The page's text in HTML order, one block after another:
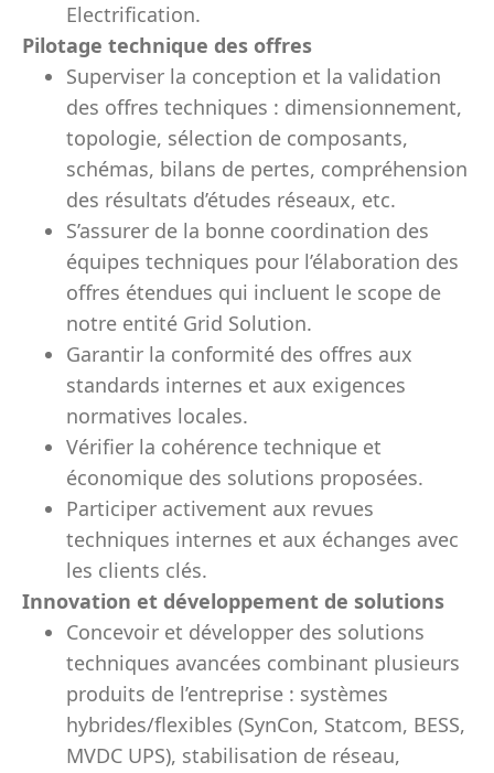
Electrification.
Pilotage technique des offres
Superviser la conception et la validation
des offres techniques : dimensionnement,
topologie, sélection de composants,
schémas, bilans de pertes, compréhension
des résultats d’études réseaux, etc.
S’assurer de la bonne coordination des
équipes techniques pour l’élaboration des
offres étendues qui incluent le scope de
notre entité Grid Solution.
Garantir la conformité des offres aux
standards internes et aux exigences
normatives locales.
Vérifier la cohérence technique et
économique des solutions proposées.
Participer activement aux revues
techniques internes et aux échanges avec
les clients clés.
Innovation et développement de solutions
Concevoir et développer des solutions
techniques avancées combinant plusieurs
produits de l’entreprise : systèmes
hybrides/flexibles (SynCon, Statcom, BESS,
MVDC UPS), stabilisation de réseau,